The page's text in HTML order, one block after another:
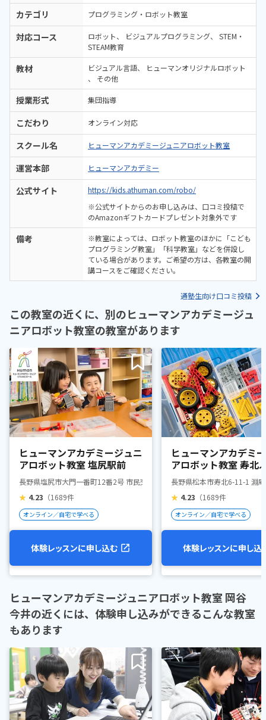
カテゴリ プログラミング・ロボット教室
対応コース ロボット ビジュアルプログラミング
STEM・
STEAM教育
教材 ビジュアル言語
ヒューマンオリジナルロボット
その他
授業形式 集団指導
こだわり オンライン対応
スクール名 ヒューマンアカデミージュニアロボット教室
運営本部 ヒューマンアカデミー
公式サイト
https://kids.athuman.com/robo/
※公式サイトからのお申し込みは、口コミ投稿で
のAmazonギフトカードプレゼント対象外です
備考
※教室によっては、ロボット教室のほかに「こども
プログラミング教室」「科学教室」などを併設し
ている場合があります。ご希望の方は、各教室の開
講コースをご確認ください。
通塾生向け口コミ投稿
この教室の近くに、別のヒューマンアカデミージュ
ニアロボット教室の教室があります
ヒューマンアカデミージュニ
アロボット教室 塩尻駅前
長野県塩尻市大門一番町12番2号 市民交流センター(えんぱーく)
★ 4.23 （1689件
オンライン／自宅で学べる
体験レッスンに申し込む
ヒューマンアカデミ
アロボット教室 寿北
ん村
長野県松本市寿北6-11-1 淵
★ 4.23 （1689件
オンライン／自宅で学べる
体験レッスンに申し込
ヒューマンアカデミージュニアロボット教室 岡谷
今井の近くには、体験申し込みができるこんな教室
もあります